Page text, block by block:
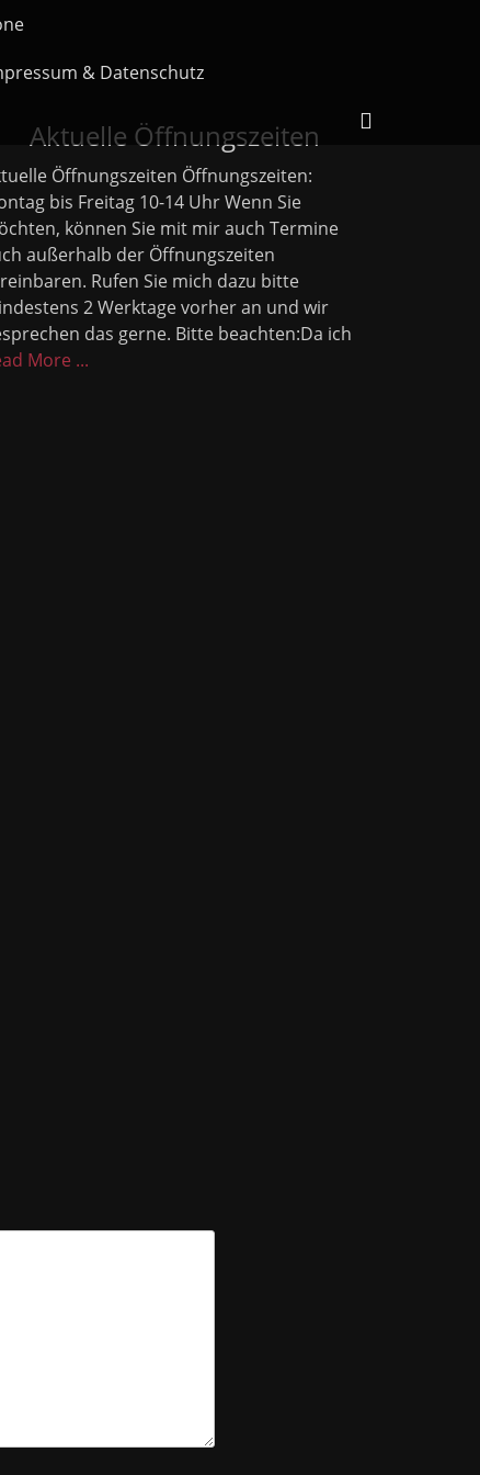
& Datenschutz
Aktuelle Öffnungszeiten
Öffnungszeiten Öffnungszeiten:
bis Freitag 10-14 Uhr Wenn Sie
können Sie mit mir auch Termine
außerhalb der Öffnungszeiten
Rufen Sie mich dazu bitte
2 Werktage vorher an und wir
das gerne. Bitte beachten:Da ich
More ...